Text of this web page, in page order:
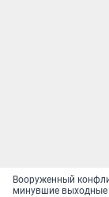
Вооруженный
минувшие выходные